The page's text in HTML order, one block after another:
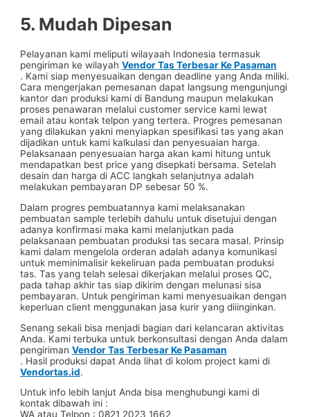
5. Mudah Dipesan
Pelayanan kami meliputi wilayaah Indonesia termasuk
pengiriman ke wilayahVendor Tas Terbesar Ke Pasaman
. Kami siap menyesuaikan dengan deadline yang Anda miliki.
Cara mengerjakan pemesanan dapat langsung mengunjungi
kantor dan produksi kami di Bandung maupun melakukan
proses penawaran melalui customer service kami lewat
email atau kontak telpon yang tertera. Progres pemesanan
yang dilakukan yakni menyiapkan spesifikasi tas yang akan
dijadikan untuk kami kalkulasi dan penyesuaian harga.
Pelaksanaan penyesuaian harga akan kami hitung untuk
mendapatkan best price yang disepkati bersama. Setelah
desain dan harga di ACC langkah selanjutnya adalah
melakukan pembayaran DP sebesar 50 %.
Dalam progres pembuatannya kami melaksanakan
pembuatan sample terlebih dahulu untuk disetujui dengan
adanya konfirmasi maka kami melanjutkan pada
pelaksanaan pembuatan produksi tas secara masal. Prinsip
kami dalam mengelola orderan adalah adanya komunikasi
untuk meminimalisir kekeliruan pada pembuatan produksi
tas. Tas yang telah selesai dikerjakan melalui proses QC,
pada tahap akhir tas siap dikirim dengan melunasi sisa
pembayaran. Untuk pengiriman kami menyesuaikan dengan
keperluan client menggunakan jasa kurir yang diiinginkan.
Senang sekali bisa menjadi bagian dari kelancaran aktivitas
Anda. Kami terbuka untuk berkonsultasi dengan Anda dalam
pengirimanVendor Tas Terbesar Ke Pasaman
. Hasil produksi dapat Anda lihat di kolom project kami di
Vendortas.id.
Untuk info lebih lanjut Anda bisa menghubungi kami di
kontak dibawah ini :
WA atau Telpon : 0821 2023 1662